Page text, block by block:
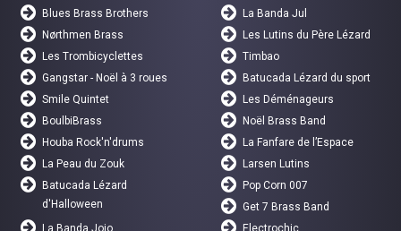
Blues Brass Brothers
La Banda Jul
Nørthmen Brass
Les Lutins du Père Lézard
Les Trombicyclettes
Timbao
Gangstar - Noël à 3 roues
Batucada Lézard du sport
Smile Quintet
Les Déménageurs
BoulbiBrass
Noël Brass Band
Houba Rock'n'drums
La Fanfare de l’Espace
La Peau du Zouk
Larsen Lutins
Batucada Lézard
d'Halloween
Pop Corn 007
Get 7 Brass Band